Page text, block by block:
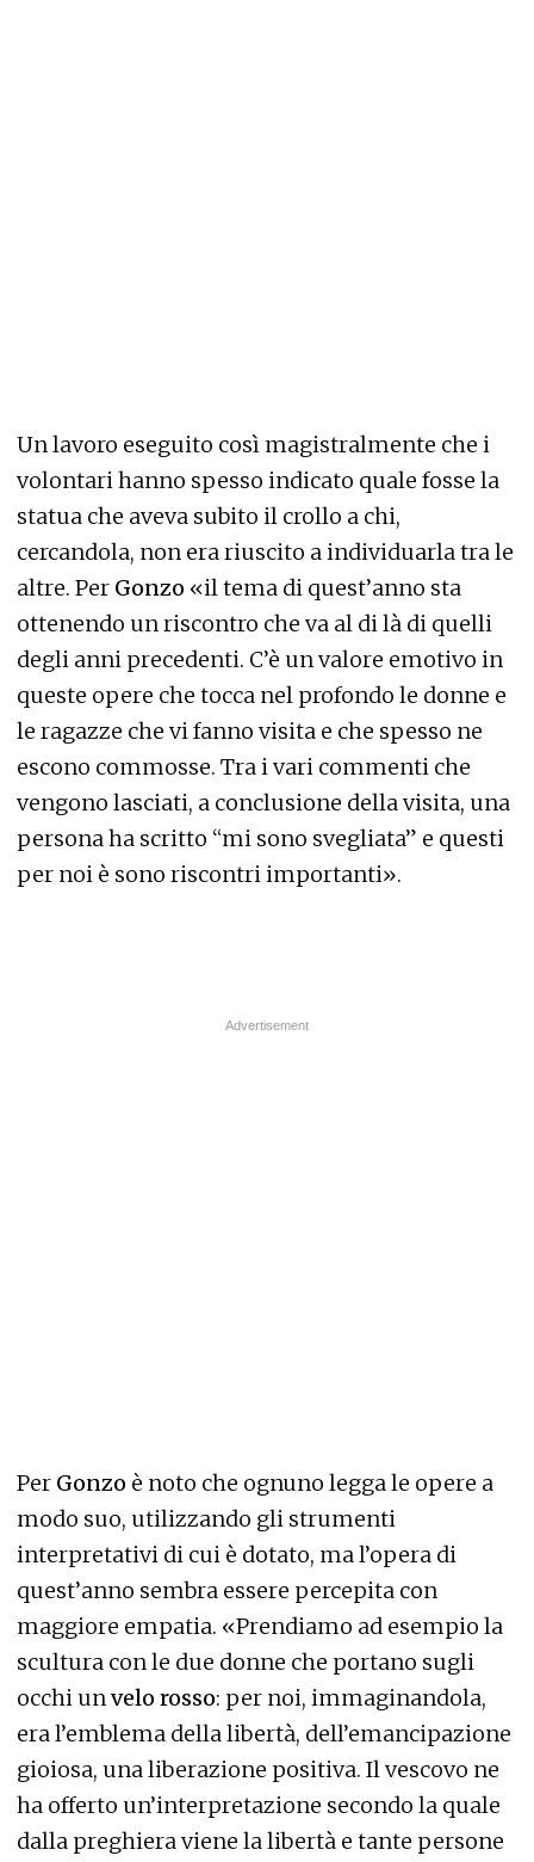
Un lavoro eseguito così magistralmente che i
volontari hanno spesso indicato quale fosse la
statua che aveva subito il crollo a chi,
cercandola, non era riuscito a individuarla tra le
altre. Per Gonzo «il tema di quest’anno sta
ottenendo un riscontro che va al di là di quelli
degli anni precedenti. C’è un valore emotivo in
queste opere che tocca nel profondo le donne e
le ragazze che vi fanno visita e che spesso ne
escono commosse. Tra i vari commenti che
vengono lasciati, a conclusione della visita, una
persona ha scritto “mi sono svegliata” e questi
per noi è sono riscontri importanti».
Per Gonzo è noto che ognuno legga le opere a
modo suo, utilizzando gli strumenti
interpretativi di cui è dotato, ma l’opera di
quest’anno sembra essere percepita con
maggiore empatia. «Prendiamo ad esempio la
scultura con le due donne che portano sugli
occhi unvelo rosso: per noi, immaginandola,
era l’emblema della libertà, dell’emancipazione
gioiosa, una liberazione positiva. Il vescovo ne
ha offerto un’interpretazione secondo la quale
dalla preghiera viene la libertà e tante persone